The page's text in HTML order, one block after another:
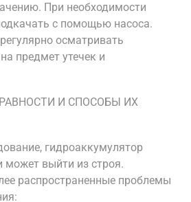
При необходимости
с помощью насоса.
осматривать
предмет утечек и
И СПОСОБЫ ИХ
гидроаккумулятор
может выйти из строя.
распространенные проблемы